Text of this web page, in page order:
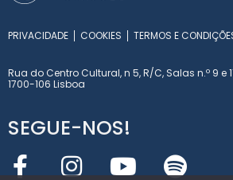
PRIVACIDADE COOKIES TERMOS E
Rua do Centro Cultural, n 5, R/C, Salas n.º 9 e
1700-106 Lisboa
SEGUE-NOS!